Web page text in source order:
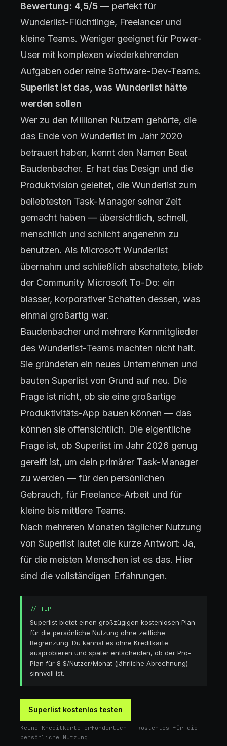
Bewertung: 4,5/5 — perfekt für
Wunderlist-Flüchtlinge, Freelancer und
kleine Teams. Weniger geeignet für Power-
User mit komplexen wiederkehrenden
Aufgaben oder reine Software-Dev-Teams.
Superlist ist das, was Wunderlist hätte
werden sollen
Wer zu den Millionen Nutzern gehörte, die
das Ende von Wunderlist im Jahr 2020
betrauert haben, kennt den Namen Beat
Baudenbacher. Er hat das Design und die
Produktvision geleitet, die Wunderlist zum
beliebtesten Task-Manager seiner Zeit
gemacht haben — übersichtlich, schnell,
menschlich und schlicht angenehm zu
benutzen. Als Microsoft Wunderlist
übernahm und schließlich abschaltete, blieb
der Community Microsoft To-Do: ein
blasser, korporativer Schatten dessen, was
einmal großartig war.
Baudenbacher und mehrere Kernmitglieder
des Wunderlist-Teams machten nicht halt.
Sie gründeten ein neues Unternehmen und
bauten Superlist von Grund auf neu. Die
Frage ist nicht, ob sie eine großartige
Produktivitäts-App bauen können — das
können sie offensichtlich. Die eigentliche
Frage ist, ob Superlist im Jahr 2026 genug
gereift ist, um dein primärer Task-Manager
zu werden — für den persönlichen
Gebrauch, für Freelance-Arbeit und für
kleine bis mittlere Teams.
Nach mehreren Monaten täglicher Nutzung
von Superlist lautet die kurze Antwort: Ja,
für die meisten Menschen ist es das. Hier
sind die vollständigen Erfahrungen.
// TIP
Superlist bietet einen großzügigen kostenlosen Plan
für die persönliche Nutzung ohne zeitliche
Begrenzung. Du kannst es ohne Kreditkarte
ausprobieren und später entscheiden, ob der Pro-
Plan für 8 $/Nutzer/Monat (jährliche Abrechnung)
sinnvoll ist.
Superlist kostenlos testen
Keine Kreditkarte erforderlich — kostenlos für die
persönliche Nutzung